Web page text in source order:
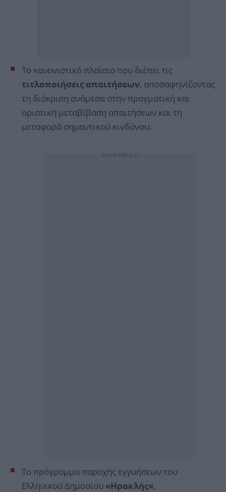
Το κανονιστικό πλαίσιο που διέπει τις
τιτλοποιήσεις απαιτήσεων, αποσαφηνίζοντας
τη διάκριση ανάμεσα στην πραγματική και
οριστική μεταβίβαση απαιτήσεων και τη
μεταφορά σημαντικού κινδύνου.
Το πρόγραμμα παροχής εγγυήσεων του
Ελληνικού Δημοσίου «Ηρακλής»,